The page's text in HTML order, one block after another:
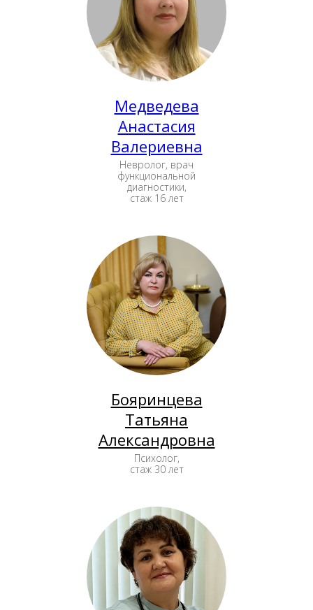
Медведева
Анастасия
Валериевна
Невролог, врач
функциональной
диагностики,
стаж 16 лет
Бояринцева
Татьяна
Александровна
Психолог,
стаж 30 лет